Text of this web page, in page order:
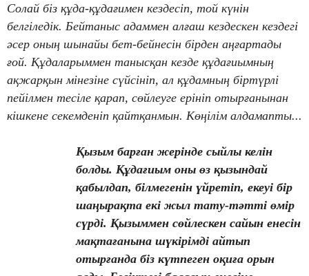
Солай біз құда-құдағимен кездесіп, той күнін
белгіледік. Бейтаныс адаммен алғаш кездескен кездегі
әсер оның шынайы бет-бейнесін бірден аңғартады
ғой. Құдаларыммен танысқан кезде құдағиымның
ақжарқын мінезіне сүйсініп, ал құдамның біртүрлі
пейілмен тесіле қарап, сөйлеуге ерініп отырғанынан
кішкене секемденіп қайтқанмын. Көңілім алдамапты...
Қызым барған жерінде сыйлы келін
болды. Құдағиым оны өз қызындай
қабылдап, білмегенін үйретіп, екеуі бір
шаңырақта екі жыл тату-тәтті өмір
сүрді. Қызыммен сөйлескен сайын енесін
мақтағанына шүкірімді айтып
отырғанда біз күтпеген оқиға орын